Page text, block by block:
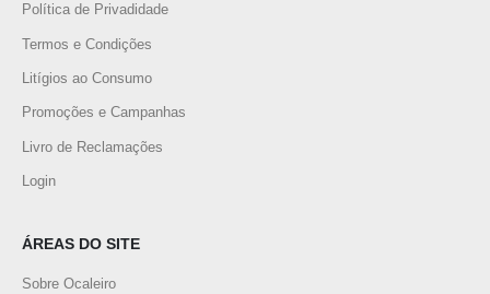
Política de Privadidade
Termos e Condições
Litígios ao Consumo
Promoções e Campanhas
Livro de Reclamações
Login
ÁREAS DO SITE
Sobre Ocaleiro